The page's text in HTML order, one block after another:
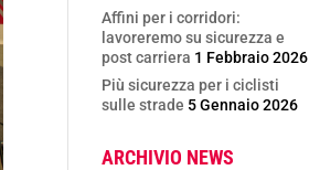
Affini per i corridori:
lavoreremo su sicurezza e
post carriera 1 Febbraio 2026
Più sicurezza per i ciclisti
sulle strade 5 Gennaio 2026
ARCHIVIO NEWS